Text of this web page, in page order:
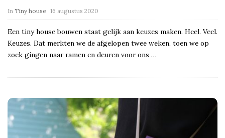
In Tiny house 16 augustus 2020
Een tiny house bouwen staat gelijk aan keuzes maken. Heel. Veel.
Keuzes. Dat merkten we de afgelopen twee weken, toen we op
zoek gingen naar ramen en deuren voor ons …